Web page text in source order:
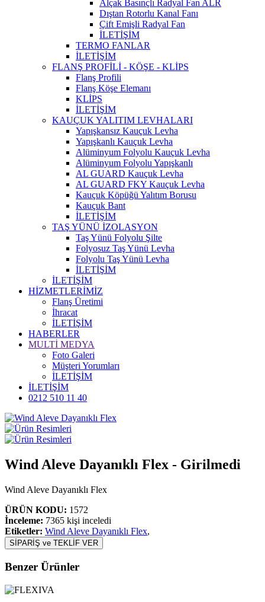
Alçak Basınçlı Radyal Fan ALR
Dıştan Rotorlu Kanal Fanı
Çift Emişli Radyal Fan
İLETİŞİM
TERMO FANLAR
İLETİŞİM
FLANŞ PROFİLİ - KÖŞE - KLİPS
Flanş Profili
Flanş Köşe Elemanı
KLİPS
İLETİŞİM
KAUÇUK YALITIM LEVHALARI
Yapışkansız Kauçuk Levha
Yapışkanlı Kauçuk Levha
Alüminyum Folyolu Kauçuk Levha
Alüminyum ​Folyolu Yapışkanlı
AL GUARD Kauçuk Levha
AL GUARD FKY Kauçuk Levha
Kauçuk Köpüğü Yalıtım Borusu
Kauçuk Bant
İLETİŞİM
TAŞ YÜNÜ İZOLASYON
Taş Yünü Folyolu Şilte
Folyosuz Taş Yünü Levha
Folyolu Taş Yünü Levha
İLETİŞİM
İLETİŞİM
HİZMETLERİMİZ
Flanş Üretimi
İhracat
İLETİŞİM
HABERLER
MULTİ MEDYA
Foto Galeri
Müşteri Yorumları
İLETİŞİM
İLETİŞİM
0212 510 11 40
Wind Aleve Dayanıklı Flex - Girilmedi
Wind Aleve Dayanıklı Flex
ÜRÜN KODU: 1572
İnceleme: 7365 kişi inceledi
Etiketler: Wind Aleve Dayanıklı Flex,
SİPARİŞ ve TEKLİF VER
Benzer Ürünler